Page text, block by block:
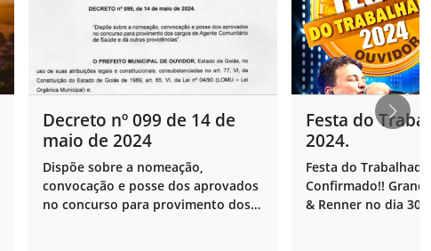
Decreto nº 099 de 14 de
maio de 2024
Dispõe sobre a nomeação,
convocação e posse dos aprovados
no concurso para provimento dos
Festa do
2024.
Festa do Trabalhador
Confirmado!!
& Renner no dia 30